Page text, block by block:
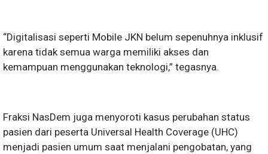
“Digitalisasi seperti Mobile JKN belum sepenuhnya inklusif
karena tidak semua warga memiliki akses dan
kemampuan menggunakan teknologi,” tegasnya.
Fraksi NasDem juga menyoroti kasus perubahan status
pasien dari peserta Universal Health Coverage (UHC)
menjadi pasien umum saat menjalani pengobatan, yang